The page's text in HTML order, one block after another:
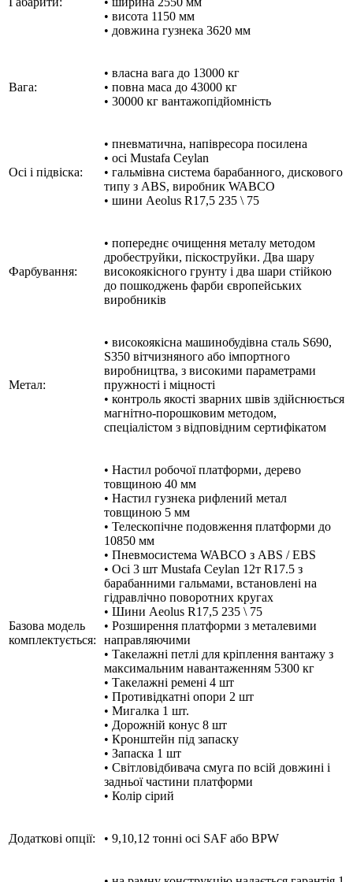
• висота 1150 мм
• довжина гузнека 3620 мм
Вага:
• власна вага до 13000 кг
• повна маса до 43000 кг
• 30000 кг вантажопідйомність
Осі і підвіска:
• пневматична, напівресора посилена
• осі Mustafa Ceylan
• гальмівна система барабанного, дискового
типу з ABS, виробник WABCO
• шини Aeolus R17,5 235 \ 75
Фарбування:
• попереднє очищення металу методом
дробеструйки, піскоструйки. Два шару
високоякісного грунту і два шари стійкою
до пошкоджень фарби європейських
виробників
Метал:
• високоякісна машинобудівна сталь S690,
S350 вітчизняного або імпортного
виробництва, з високими параметрами
пружності і міцності
• контроль якості зварних швів здійснюється
магнітно-порошковим методом,
спеціалістом з відповідним сертифікатом
Базова модель
комплектується:
• Настил робочої платформи, дерево
товщиною 40 мм
• Настил гузнека рифлений метал
товщиною 5 мм
• Телескопічне подовження платформи до
10850 мм
• Пневмосистема WABCO з ABS / EBS
• Осі 3 шт Mustafa Ceylan 12т R17.5 з
барабанними гальмами, встановлені на
гідравлічно поворотних кругах
• Шини Aeolus R17,5 235 \ 75
• Розширення платформи з металевими
направляючими
• Такелажні петлі для кріплення вантажу з
максимальним навантаженням 5300 кг
• Такелажні ремені 4 шт
• Противідкатні опори 2 шт
• Мигалка 1 шт.
• Дорожній конус 8 шт
• Кронштейн під запаску
• Запаска 1 шт
• Світловідбивача смуга по всій довжині і
задньої частини платформи
• Колір сірий
Додаткові опції: • 9,10,12 тонні осі SAF або BPW